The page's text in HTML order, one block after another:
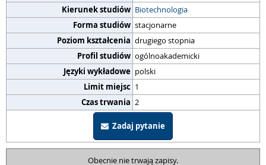
Kierunek studiów Biotechnologia
Forma studiów stacjonarne
Poziom kształcenia drugiego stopnia
Profil studiów ogólnoakademicki
Języki wykładowe polski
Limit miejsc 1
Czas trwania 2
Zadaj pytanie
Obecnie nie trwają zapisy.